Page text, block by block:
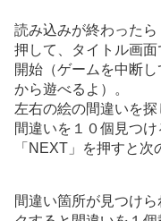
読み込みが終わった
押して、タイトル画
開始（ゲームを中断
から遊べるよ）。
左右の絵の間違いを探
間違いを１０個見つ
「NEXT」を押すと次
間違い箇所が見つけ